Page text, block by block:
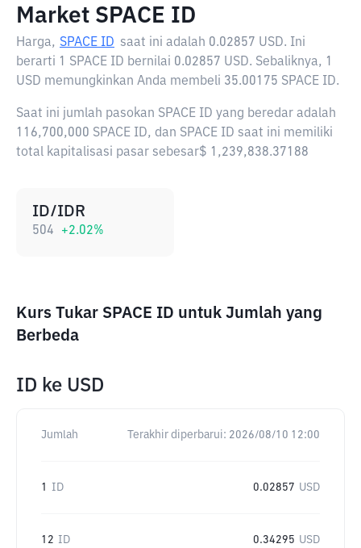
Market SPACE ID
Harga, SPACE ID saat ini adalah 0.02857 USD. Ini
berarti 1 SPACE ID bernilai 0.02857 USD. Sebaliknya, 1
USD memungkinkan Anda membeli 35.00175 SPACE ID.
Saat ini jumlah pasokan SPACE ID yang beredar adalah
116,700,000 SPACE ID, dan SPACE ID saat ini memiliki
total kapitalisasi pasar sebesar$ 1,239,838.37188
ID/IDR
504 +2.02%
Kurs Tukar SPACE ID untuk Jumlah yang
Berbeda
ID ke USD
Jumlah Terakhir diperbarui: 2026/08/10 12:00
1 ID 0.02857 USD
12 ID 0.34295 USD